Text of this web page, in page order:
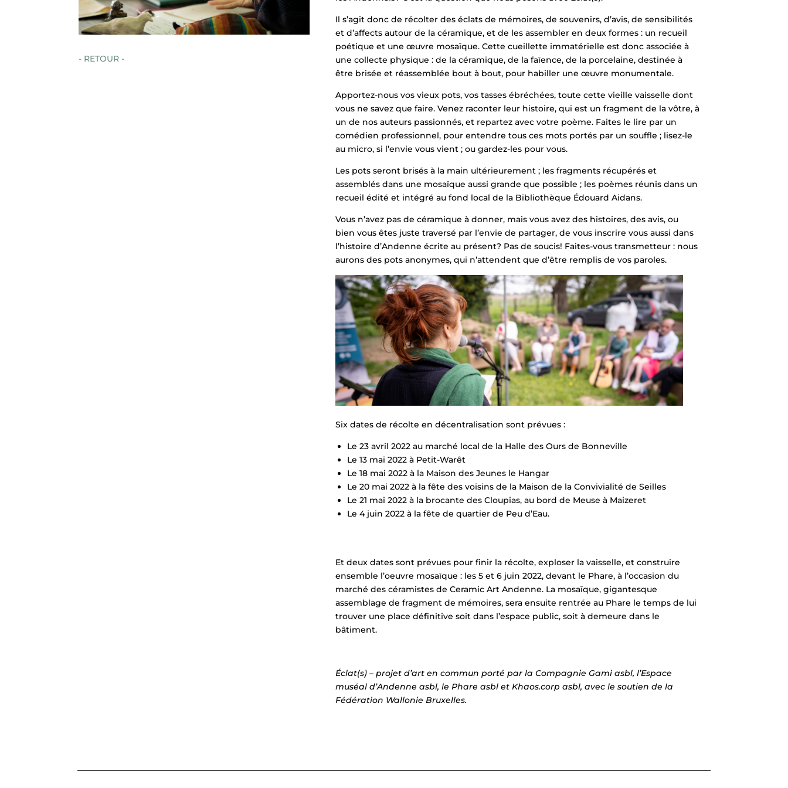
- RETOUR -
Il s’agit donc de récolter des éclats de mémoires, de souvenirs, d’avis, de sensibilités
et d’affects autour de la céramique, et de les assembler en deux formes : un recueil
poétique et une œuvre mosaïque. Cette cueillette immatérielle est donc associée à
une collecte physique : de la céramique, de la faïence, de la porcelaine, destinée à
être brisée et réassemblée bout à bout, pour habiller une œuvre monumentale.
Apportez-nous vos vieux pots, vos tasses ébréchées, toute cette vieille vaisselle dont
vous ne savez que faire. Venez raconter leur histoire, qui est un fragment de la vôtre, à
un de nos auteurs passionnés, et repartez avec votre poème. Faites le lire par un
comédien professionnel, pour entendre tous ces mots portés par un souffle ; lisez-le
au micro, si l’envie vous vient ; ou gardez-les pour vous.
Les pots seront brisés à la main ultérieurement ; les fragments récupérés et
assemblés dans une mosaïque aussi grande que possible ; les poèmes réunis dans un
recueil édité et intégré au fond local de la Bibliothèque Édouard Aidans.
Vous n’avez pas de céramique à donner, mais vous avez des histoires, des avis, ou
bien vous êtes juste traversé par l’envie de partager, de vous inscrire vous aussi dans
l’histoire d’Andenne écrite au présent? Pas de soucis! Faites-vous transmetteur : nous
aurons des pots anonymes, qui n’attendent que d’être remplis de vos paroles.
Six dates de récolte en décentralisation sont prévues :
Le 23 avril 2022 au marché local de la Halle des Ours de Bonneville
Le 13 mai 2022 à Petit-Warêt
Le 18 mai 2022 à la Maison des Jeunes le Hangar
Le 20 mai 2022 à la fête des voisins de la Maison de la Convivialité de Seilles
Le 21 mai 2022 à la brocante des Cloupias, au bord de Meuse à Maizeret
Le 4 juin 2022 à la fête de quartier de Peu d’Eau.
Et deux dates sont prévues pour finir la récolte, exploser la vaisselle, et construire
ensemble l’oeuvre mosaïque : les 5 et 6 juin 2022, devant le Phare, à l’occasion du
marché des céramistes de Ceramic Art Andenne. La mosaïque, gigantesque
assemblage de fragment de mémoires, sera ensuite rentrée au Phare le temps de lui
trouver une place définitive soit dans l’espace public, soit à demeure dans le
bâtiment.
Éclat(s) – projet d’art en commun porté par la Compagnie Gami asbl, l’Espace
muséal d’Andenne asbl, le Phare asbl et Khaos.corp asbl, avec le soutien de la
Fédération Wallonie Bruxelles.